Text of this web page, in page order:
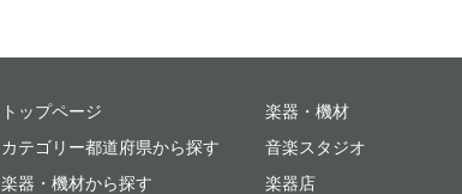
クプレイス
トップページ
カテゴリー都道府県から探す
楽器・機材から探す
楽器・機材
音楽スタジオ
楽器店